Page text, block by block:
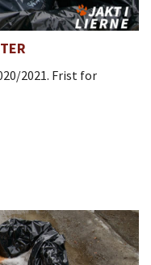
2021. Frist for